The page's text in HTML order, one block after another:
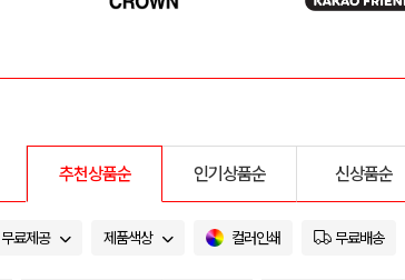
추천상품순 인기상품순 신상품순
무료제공 제품색상 컬러인쇄 무료배송